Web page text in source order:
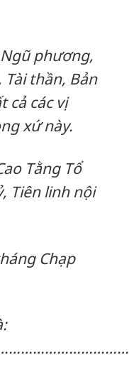
phương,
thần, Bản
cả các vị
xứ này.
Tằng Tổ
Tiên linh nội
Chạp